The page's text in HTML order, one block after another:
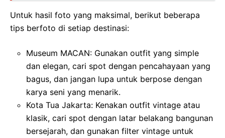
Untuk hasil foto yang maksimal, berikut beberapa
tips berfoto di setiap destinasi:
Museum MACAN: Gunakan outfit yang simple
dan elegan, cari spot dengan pencahayaan yang
bagus, dan jangan lupa untuk berpose dengan
karya seni yang menarik.
Kota Tua Jakarta: Kenakan outfit vintage atau
klasik, cari spot dengan latar belakang bangunan
bersejarah, dan gunakan filter vintage untuk